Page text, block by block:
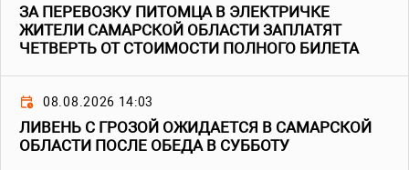
ЗА ПЕРЕВОЗКУ ПИТОМЦА В ЭЛЕКТРИЧКЕ
ЖИТЕЛИ САМАРСКОЙ ОБЛАСТИ ЗАПЛАТЯТ
ЧЕТВЕРТЬ ОТ СТОИМОСТИ ПОЛНОГО БИЛЕТА
08.08.2026 14:03
ЛИВЕНЬ С ГРОЗОЙ ОЖИДАЕТСЯ В САМАРСКОЙ
ОБЛАСТИ ПОСЛЕ ОБЕДА В СУББОТУ